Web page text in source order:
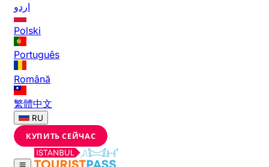
اردو
Polski
Português
Română
繁體中文
RU
КУПИТЬ СЕЙЧАС